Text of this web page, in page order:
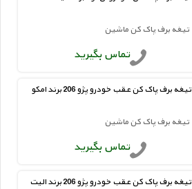
تیغه برف پاک کن ماشین
تماس بگیرید
تیغه برف پاک کن عقب خودرو پژو 206 برند امکو
تیغه برف پاک کن ماشین
تماس بگیرید
تیغه برف پاک کن عقب خودرو پژو 206 برند الیت